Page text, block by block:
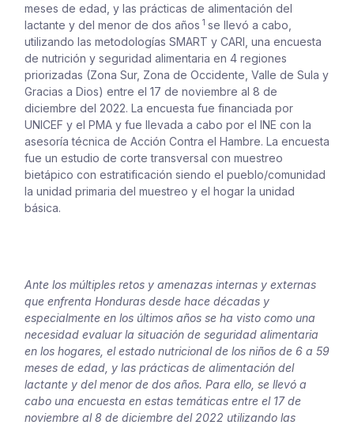
meses de edad, y las prácticas de alimentación del
lactante y del menor de dos años 1 se llevó a cabo,
utilizando las metodologías SMART y CARI, una encuesta
de nutrición y seguridad alimentaria en 4 regiones
priorizadas (Zona Sur, Zona de Occidente, Valle de Sula y
Gracias a Dios) entre el 17 de noviembre al 8 de
diciembre del 2022. La encuesta fue financiada por
UNICEF y el PMA y fue llevada a cabo por el INE con la
asesoría técnica de Acción Contra el Hambre. La encuesta
fue un estudio de corte transversal con muestreo
bietápico con estratificación siendo el pueblo/comunidad
la unidad primaria del muestreo y el hogar la unidad
básica.
Ante los múltiples retos y amenazas internas y externas
que enfrenta Honduras desde hace décadas y
especialmente en los últimos años se ha visto como una
necesidad evaluar la situación de seguridad alimentaria
en los hogares, el estado nutricional de los niños de 6 a 59
meses de edad, y las prácticas de alimentación del
lactante y del menor de dos años. Para ello, se llevó a
cabo una encuesta en estas temáticas entre el 17 de
noviembre al 8 de diciembre del 2022 utilizando las